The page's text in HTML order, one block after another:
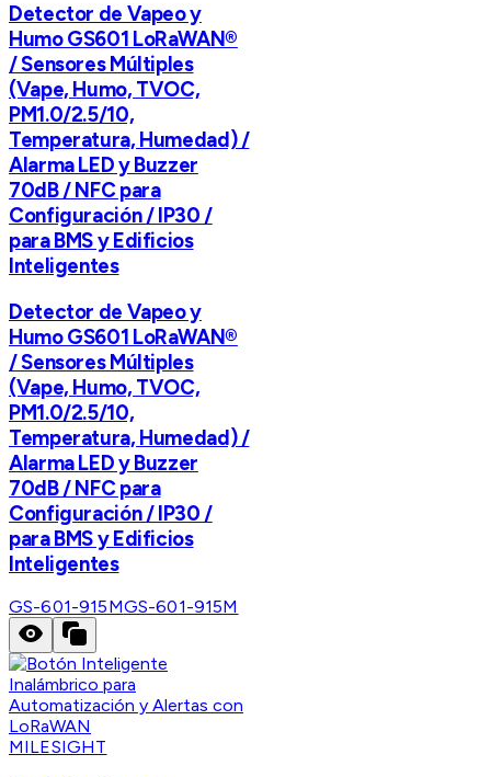
Detector de Vapeo y
Humo GS601 LoRaWAN®
/ Sensores Múltiples
(Vape, Humo, TVOC,
PM1.0/2.5/10,
Temperatura, Humedad) /
Alarma LED y Buzzer
70dB / NFC para
Configuración / IP30 /
para BMS y Edificios
Inteligentes
Detector de Vapeo y
Humo GS601 LoRaWAN®
/ Sensores Múltiples
(Vape, Humo, TVOC,
PM1.0/2.5/10,
Temperatura, Humedad) /
Alarma LED y Buzzer
70dB / NFC para
Configuración / IP30 /
para BMS y Edificios
Inteligentes
GS-601-915MGS-601-915M
MILESIGHT